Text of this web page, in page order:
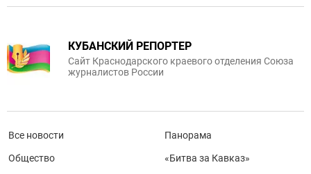
КУБАНСКИЙ РЕПОРТЕР
Сайт Краснодарского краевого отделения Союза
журналистов России
Все новости
Общество
Панорама
«Битва за Кавказ»